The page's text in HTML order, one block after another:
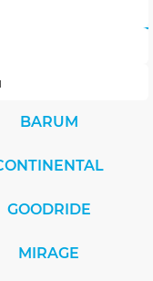
BARUM
GOODRIDE
MIRAGE